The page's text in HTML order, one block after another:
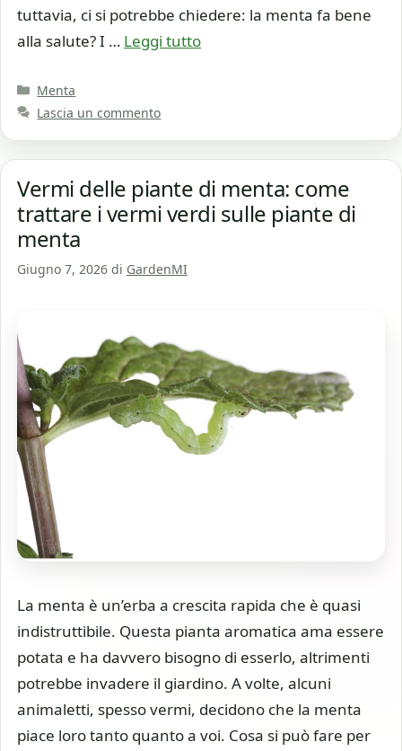
tuttavia, ci si potrebbe chiedere: la menta fa bene
alla salute? I … Leggi tutto
Categorie
Menta
Lascia un commento
Vermi delle piante di menta: come
trattare i vermi verdi sulle piante di
menta
Giugno 7, 2026 di GardenMI
La menta è un’erba a crescita rapida che è quasi
indistruttibile. Questa pianta aromatica ama essere
potata e ha davvero bisogno di esserlo, altrimenti
potrebbe invadere il giardino. A volte, alcuni
animaletti, spesso vermi, decidono che la menta
piace loro tanto quanto a voi. Cosa si può fare per